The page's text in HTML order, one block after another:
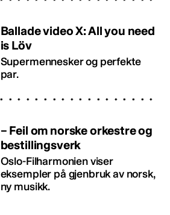
Ballade video X: All you need
is Löv
Supermennesker og perfekte
par.
– Feil om norske orkestre og
bestillingsverk
Oslo-Filharmonien viser
eksempler på gjenbruk av norsk,
ny musikk.